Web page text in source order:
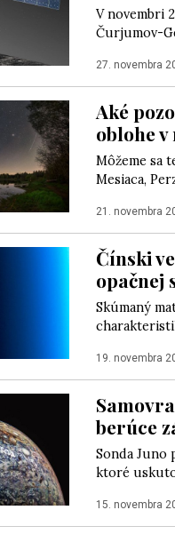
V novembri
Čurjumov-
27. novembra
Aké
oblohe v
Môžeme sa
Mesiaca,
21. novembra
Čínski
opačnej
Skúmaný
19. novembra
berúce
Sonda Juno
ktoré
15. novembra